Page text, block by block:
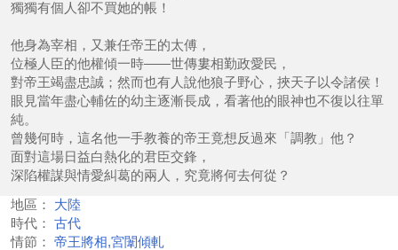
獨獨有個人卻不買她的帳！
他身為宰相，又兼任帝王的太傅，
位極人臣的他權傾一時——世傳婁相勤政愛民，
對帝王竭盡忠誠；然而也有人說他狼子野心，挾天子以令諸侯！
眼見當年盡心輔佐的幼主逐漸長成，看著他的眼神也不復以往單
純。
曾幾何時，這名他一手教養的帝王竟想反過來「調教」他？
面對這場日益白熱化的君臣交鋒，
深陷權謀與情愛糾葛的兩人，究竟將何去何從？
地區：
大陸
時代：
古代
情節：
帝王將相,宮闈傾軋